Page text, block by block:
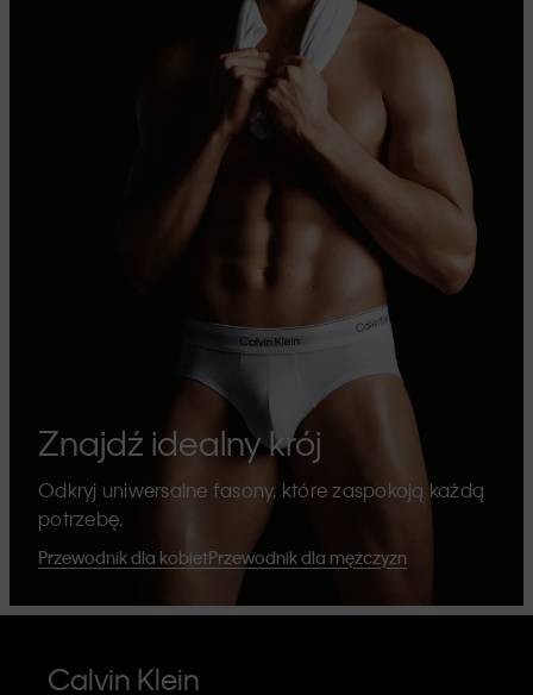
Znajdź idealny krój
Odkryj uniwersalne fasony, które zaspokoją każdą
potrzebę.
Przewodnik dla kobietPrzewodnik dla mężczyzn
Calvin Klein